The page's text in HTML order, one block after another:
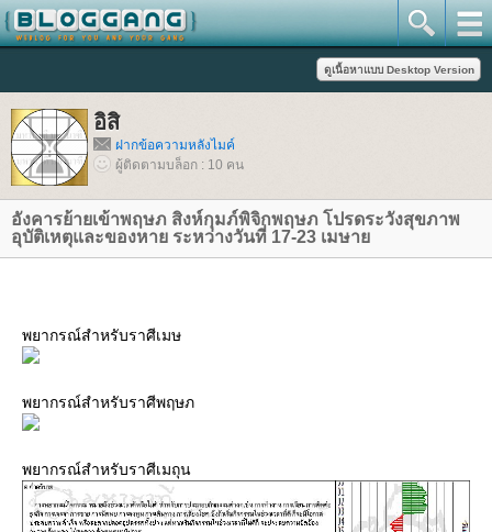
อิสิ
ฝากข้อความหลังไมค์
ผู้ติดตามบล็อก : 10 คน
อังคารย้ายเข้าพฤษภ สิงห์กุมภ์พิจิกพฤษภ โปรดระวังสุขภาพ
อุบัติเหตุและของหาย ระหว่างวันที่ 17-23 เมษา
พยากรณ์สำหรับราศีเมษ
พยากรณ์สำหรับราศีพฤษภ
พยากรณ์สำหรับราศีเมถุน